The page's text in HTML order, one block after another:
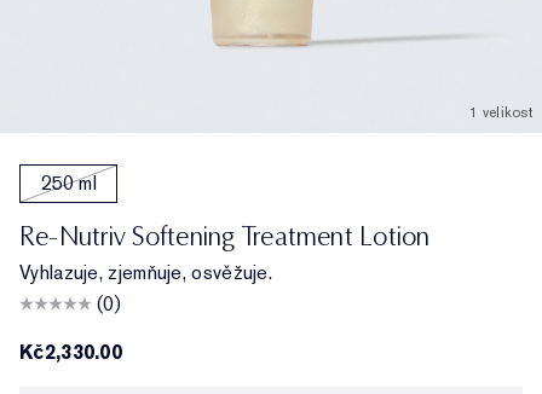
1 velikost
250 ml
Re-Nutriv Softening Treatment Lotion
Vyhlazuje, zjemňuje, osvěžuje.
(0)
Kč2,330.00